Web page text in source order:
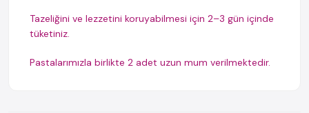
Tazeliğini ve lezzetini koruyabilmesi için 2–3 gün içinde
tüketiniz.
Pastalarımızla birlikte 2 adet uzun mum verilmektedir.